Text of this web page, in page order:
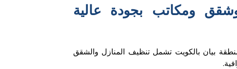
ومكاتب بجودة عالية
بيان بالكويت تشمل تنظيف المنازل والشقق